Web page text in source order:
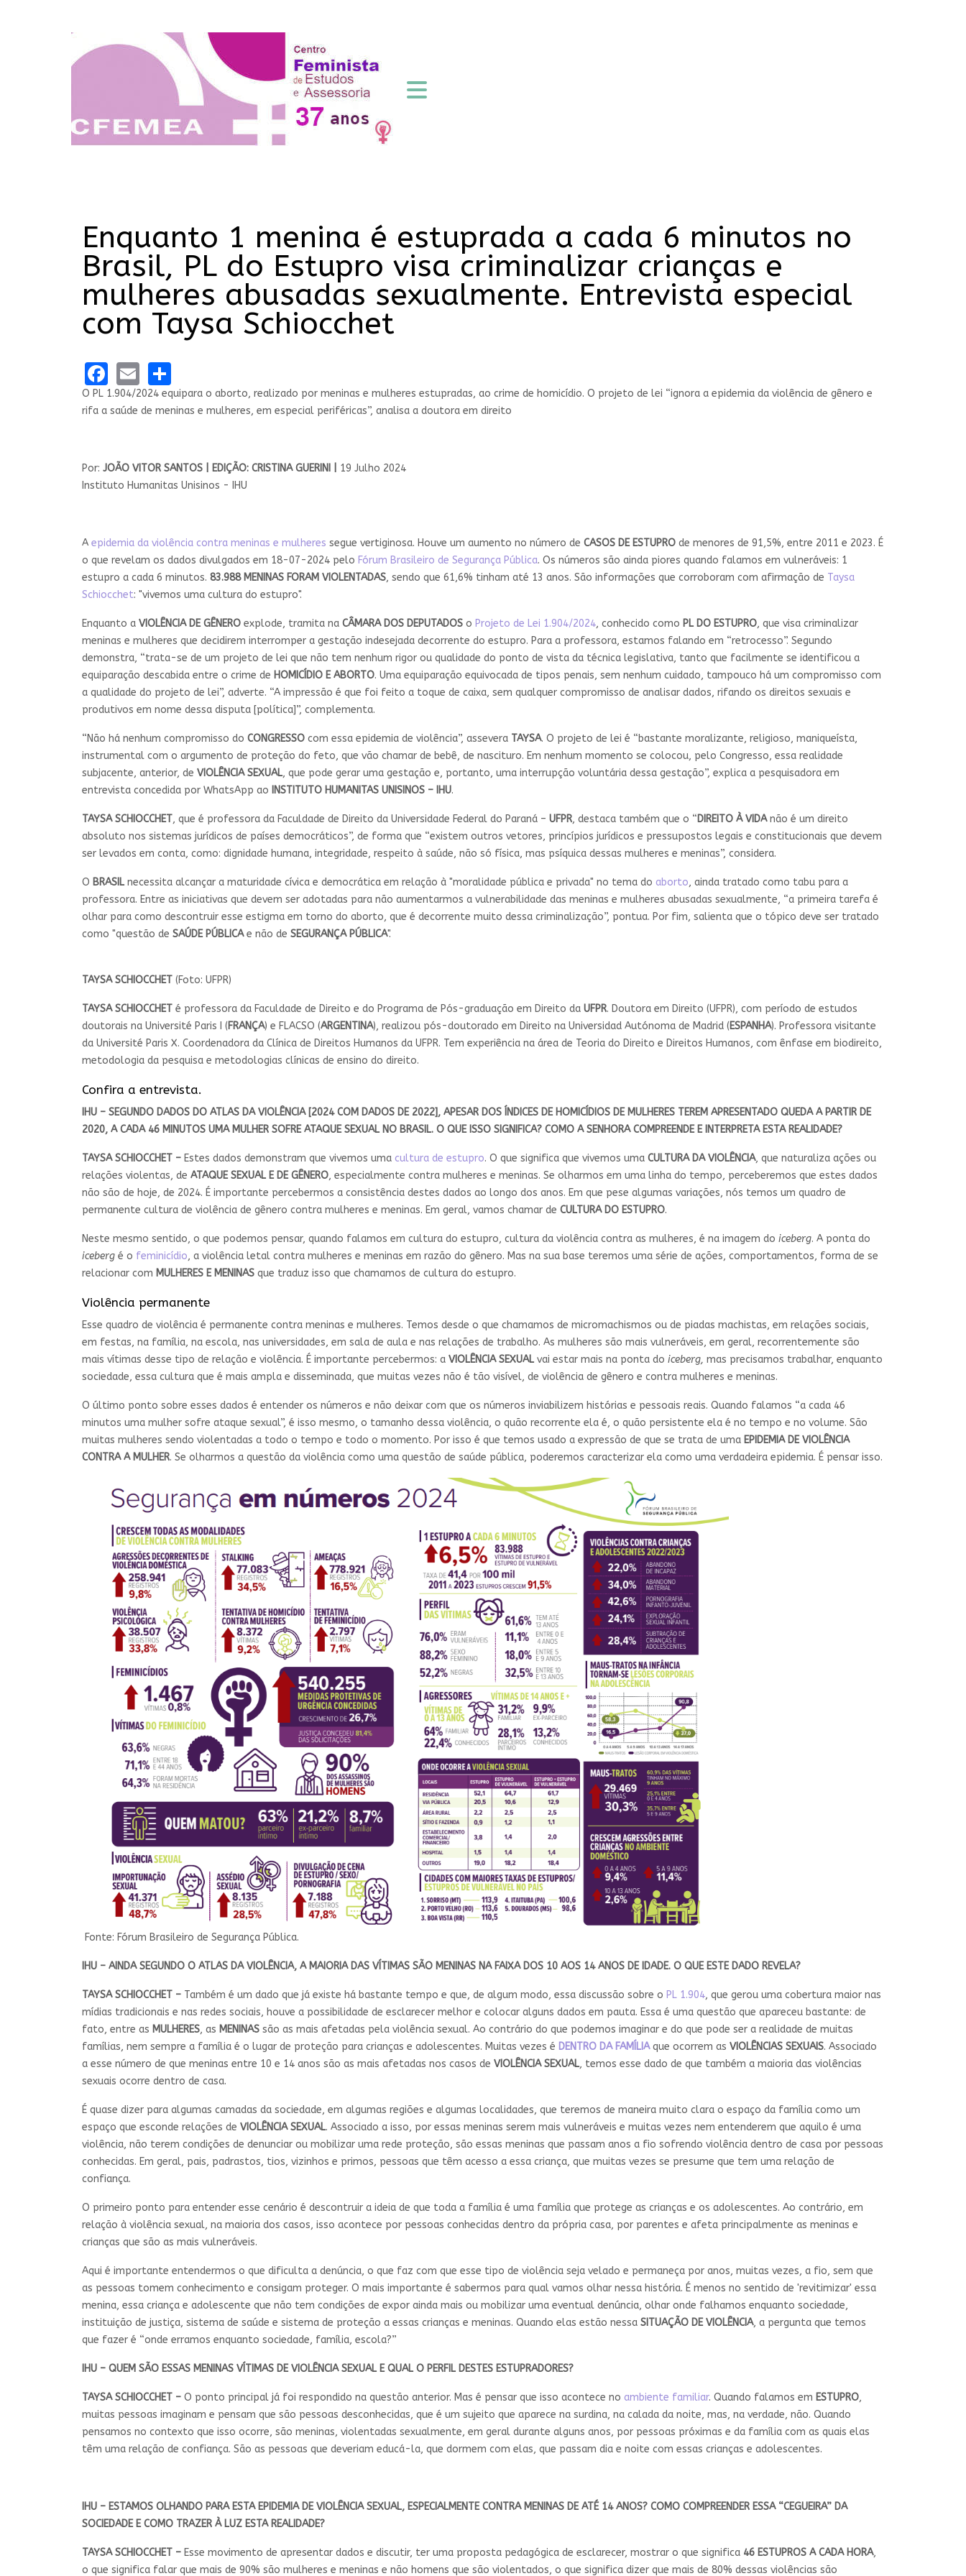
Enquanto 1 menina é estuprada a cada 6 minutos no
Brasil, PL do Estupro visa criminalizar crianças e
mulheres abusadas sexualmente. Entrevista especial
com Taysa Schiocchet
Facebook
Email
O PL 1.904/2024 equipara o aborto, realizado por meninas e mulheres estupradas, ao crime de homicídio. O projeto de lei “ignora a epidemia da violência de gênero e
rifa a saúde de meninas e mulheres, em especial periféricas”, analisa a doutora em direito
Por: JOÃO VITOR SANTOS | EDIÇÃO: CRISTINA GUERINI | 19 Julho 2024
Instituto Humanitas Unisinos - IHU
A epidemia da violência contra meninas e mulheres segue vertiginosa. Houve um aumento no número de CASOS DE ESTUPRO de menores de 91,5%, entre 2011 e 2023. É
o que revelam os dados divulgados em 18-07-2024 pelo Fórum Brasileiro de Segurança Pública. Os números são ainda piores quando falamos em vulneráveis: 1
estupro a cada 6 minutos. 83.988 MENINAS FORAM VIOLENTADAS, sendo que 61,6% tinham até 13 anos. São informações que corroboram com afirmação de Taysa
Schiocchet: "vivemos uma cultura do estupro".
Enquanto a VIOLÊNCIA DE GÊNERO explode, tramita na CÂMARA DOS DEPUTADOS o Projeto de Lei 1.904/2024, conhecido como PL DO ESTUPRO, que visa criminalizar
meninas e mulheres que decidirem interromper a gestação indesejada decorrente do estupro. Para a professora, estamos falando em “retrocesso”. Segundo
demonstra, “trata-se de um projeto de lei que não tem nenhum rigor ou qualidade do ponto de vista da técnica legislativa, tanto que facilmente se identificou a
equiparação descabida entre o crime de HOMICÍDIO E ABORTO. Uma equiparação equivocada de tipos penais, sem nenhum cuidado, tampouco há um compromisso com
a qualidade do projeto de lei”, adverte. “A impressão é que foi feito a toque de caixa, sem qualquer compromisso de analisar dados, rifando os direitos sexuais e
produtivos em nome dessa disputa [política]”, complementa.
“Não há nenhum compromisso do CONGRESSO com essa epidemia de violência”, assevera TAYSA. O projeto de lei é “bastante moralizante, religioso, maniqueísta,
instrumental com o argumento de proteção do feto, que vão chamar de bebê, de nascituro. Em nenhum momento se colocou, pelo Congresso, essa realidade
subjacente, anterior, de VIOLÊNCIA SEXUAL, que pode gerar uma gestação e, portanto, uma interrupção voluntária dessa gestação”, explica a pesquisadora em
entrevista concedida por WhatsApp ao INSTITUTO HUMANITAS UNISINOS – IHU.
TAYSA SCHIOCCHET, que é professora da Faculdade de Direito da Universidade Federal do Paraná – UFPR, destaca também que o “DIREITO À VIDAnão é um direito
absoluto nos sistemas jurídicos de países democráticos”, de forma que “existem outros vetores, princípios jurídicos e pressupostos legais e constitucionais que devem
ser levados em conta, como: dignidade humana, integridade, respeito à saúde, não só física, mas psíquica dessas mulheres e meninas”, considera.
O BRASIL necessita alcançar a maturidade cívica e democrática em relação à "moralidade pública e privada" no tema do aborto, ainda tratado como tabu para a
professora. Entre as iniciativas que devem ser adotadas para não aumentarmos a vulnerabilidade das meninas e mulheres abusadas sexualmente, “a primeira tarefa é
olhar para como descontruir esse estigma em torno do aborto, que é decorrente muito dessa criminalização”, pontua. Por fim, salienta que o tópico deve ser tratado
como "questão de SAÚDE PÚBLICAe não de SEGURANÇA PÚBLICA".
TAYSA SCHIOCCHET (Foto: UFPR)
TAYSA SCHIOCCHET é professora da Faculdade de Direito e do Programa de Pós-graduação em Direito da UFPR. Doutora em Direito (UFPR), com período de estudos
doutorais na Université Paris I (FRANÇA) e FLACSO (ARGENTINA), realizou pós-doutorado em Direito na Universidad Autónoma de Madrid (ESPANHA). Professora visitante
da Université Paris X. Coordenadora da Clínica de Direitos Humanos da UFPR. Tem experiência na área de Teoria do Direito e Direitos Humanos, com ênfase em biodireito,
metodologia da pesquisa e metodologias clínicas de ensino do direito.
Confira a entrevista.
IHU – SEGUNDO DADOS DO ATLAS DA VIOLÊNCIA [2024 COM DADOS DE 2022], APESAR DOS ÍNDICES DE HOMICÍDIOS DE MULHERES TEREM APRESENTADO QUEDA A PARTIR DE
2020, A CADA 46 MINUTOS UMA MULHER SOFRE ATAQUE SEXUAL NO BRASIL. O QUE ISSO SIGNIFICA? COMO A SENHORA COMPREENDE E INTERPRETA ESTA REALIDADE?
TAYSA SCHIOCCHET – Estes dados demonstram que vivemos uma cultura de estupro. O que significa que vivemos uma CULTURA DA VIOLÊNCIA, que naturaliza ações ou
relações violentas, de ATAQUE SEXUAL E DE GÊNERO, especialmente contra mulheres e meninas. Se olharmos em uma linha do tempo, perceberemos que estes dados
não são de hoje, de 2024. É importante percebermos a consistência destes dados ao longo dos anos. Em que pese algumas variações, nós temos um quadro de
permanente cultura de violência de gênero contra mulheres e meninas. Em geral, vamos chamar de CULTURA DO ESTUPRO.
Neste mesmo sentido, o que podemos pensar, quando falamos em cultura do estupro, cultura da violência contra as mulheres, é na imagem do iceberg. A ponta do
iceberg é o feminicídio, a violência letal contra mulheres e meninas em razão do gênero. Mas na sua base teremos uma série de ações, comportamentos, forma de se
relacionar com MULHERES E MENINAS que traduz isso que chamamos de cultura do estupro.
Violência permanente
Esse quadro de violência é permanente contra meninas e mulheres. Temos desde o que chamamos de micromachismos ou de piadas machistas, em relações sociais,
em festas, na família, na escola, nas universidades, em sala de aula e nas relações de trabalho. As mulheres são mais vulneráveis, em geral, recorrentemente são
mais vítimas desse tipo de relação e violência. É importante percebermos: a VIOLÊNCIA SEXUAL vai estar mais na ponta do iceberg, mas precisamos trabalhar, enquanto
sociedade, essa cultura que é mais ampla e disseminada, que muitas vezes não é tão visível, de violência de gênero e contra mulheres e meninas.
O último ponto sobre esses dados é entender os números e não deixar com que os números inviabilizem histórias e pessoais reais. Quando falamos “a cada 46
minutos uma mulher sofre ataque sexual”, é isso mesmo, o tamanho dessa violência, o quão recorrente ela é, o quão persistente ela é no tempo e no volume. São
muitas mulheres sendo violentadas a todo o tempo e todo o momento. Por isso é que temos usado a expressão de que se trata de uma EPIDEMIA DE VIOLÊNCIA
CONTRA A MULHER. Se olharmos a questão da violência como uma questão de saúde pública, poderemos caracterizar ela como uma verdadeira epidemia. É pensar isso.
Fonte: Fórum Brasileiro de Segurança Pública.
IHU – AINDA SEGUNDO O ATLAS DA VIOLÊNCIA, A MAIORIA DAS VÍTIMAS SÃO MENINAS NA FAIXA DOS 10 AOS 14 ANOS DE IDADE. O QUE ESTE DADO REVELA?
TAYSA SCHIOCCHET – Também é um dado que já existe há bastante tempo e que, de algum modo, essa discussão sobre o PL 1.904, que gerou uma cobertura maior nas
mídias tradicionais e nas redes sociais, houve a possibilidade de esclarecer melhor e colocar alguns dados em pauta. Essa é uma questão que apareceu bastante: de
fato, entre as MULHERES, as MENINAS são as mais afetadas pela violência sexual. Ao contrário do que podemos imaginar e do que pode ser a realidade de muitas
famílias, nem sempre a família é o lugar de proteção para crianças e adolescentes. Muitas vezes é DENTRO DA FAMÍLIA que ocorrem as VIOLÊNCIAS SEXUAIS. Associado
a esse número de que meninas entre 10 e 14 anos são as mais afetadas nos casos de VIOLÊNCIA SEXUAL, temos esse dado de que também a maioria das violências
sexuais ocorre dentro de casa.
É quase dizer para algumas camadas da sociedade, em algumas regiões e algumas localidades, que teremos de maneira muito clara o espaço da família como um
espaço que esconde relações de VIOLÊNCIA SEXUAL. Associado a isso, por essas meninas serem mais vulneráveis e muitas vezes nem entenderem que aquilo é uma
violência, não terem condições de denunciar ou mobilizar uma rede proteção, são essas meninas que passam anos a fio sofrendo violência dentro de casa por pessoas
conhecidas. Em geral, pais, padrastos, tios, vizinhos e primos, pessoas que têm acesso a essa criança, que muitas vezes se presume que tem uma relação de
confiança.
O primeiro ponto para entender esse cenário é descontruir a ideia de que toda a família é uma família que protege as crianças e os adolescentes. Ao contrário, em
relação à violência sexual, na maioria dos casos, isso acontece por pessoas conhecidas dentro da própria casa, por parentes e afeta principalmente as meninas e
crianças que são as mais vulneráveis.
Aqui é importante entendermos o que dificulta a denúncia, o que faz com que esse tipo de violência seja velado e permaneça por anos, muitas vezes, a fio, sem que
as pessoas tomem conhecimento e consigam proteger. O mais importante é sabermos para qual vamos olhar nessa história. É menos no sentido de 'revitimizar' essa
menina, essa criança e adolescente que não tem condições de expor ainda mais ou mobilizar uma eventual denúncia, olhar onde falhamos enquanto sociedade,
instituição de justiça, sistema de saúde e sistema de proteção a essas crianças e meninas. Quando elas estão nessa SITUAÇÃO DE VIOLÊNCIA, a pergunta que temos
que fazer é “onde erramos enquanto sociedade, família, escola?”
IHU – QUEM SÃO ESSAS MENINAS VÍTIMAS DE VIOLÊNCIA SEXUAL E QUAL O PERFIL DESTES ESTUPRADORES?
TAYSA SCHIOCCHET – O ponto principal já foi respondido na questão anterior. Mas é pensar que isso acontece no ambiente familiar. Quando falamos em ESTUPRO,
muitas pessoas imaginam e pensam que são pessoas desconhecidas, que é um sujeito que aparece na surdina, na calada da noite, mas, na verdade, não. Quando
pensamos no contexto que isso ocorre, são meninas, violentadas sexualmente, em geral durante alguns anos, por pessoas próximas e da família com as quais elas
têm uma relação de confiança. São as pessoas que deveriam educá-la, que dormem com elas, que passam dia e noite com essas crianças e adolescentes.
IHU – ESTAMOS OLHANDO PARA ESTA EPIDEMIA DE VIOLÊNCIA SEXUAL, ESPECIALMENTE CONTRA MENINAS DE ATÉ 14 ANOS? COMO COMPREENDER ESSA “CEGUEIRA” DA
SOCIEDADE E COMO TRAZER À LUZ ESTA REALIDADE?
TAYSA SCHIOCCHET – Esse movimento de apresentar dados e discutir, ter uma proposta pedagógica de esclarecer, mostrar o que significa 46 ESTUPROS A CADA HORA,
o que significa falar que mais de 90% são mulheres e meninas e não homens que são violentados, o que significa dizer que mais de 80% dessas violências são